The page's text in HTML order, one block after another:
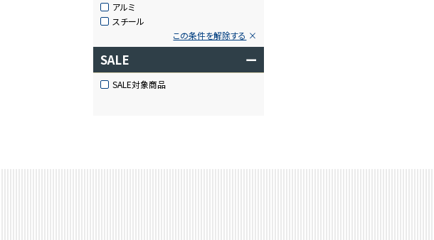
アルミ
スチール
この条件を解除する
SALE ー
SALE対象商品